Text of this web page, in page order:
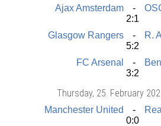
Ajax Amsterdam
2:1
Glasgow Rangers
R.
5:2
FC Arsenal
3:2
Thursday, 25. February
Manchester United
0:0